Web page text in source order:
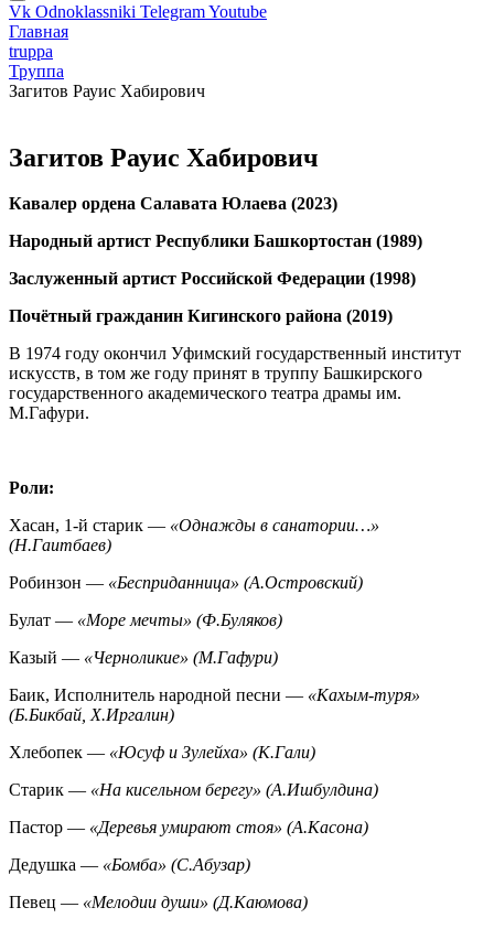
Vk Odnoklassniki TelegramYoutube
Главная
truppa
Труппа
Загитов Рауис Хабирович
Загитов Рауис Хабирович
Кавалер ордена Салавата Юлаева (2023)
Народный артист Республики Башкортостан (1989)
Заслуженный артист Российской Федерации (1998)
Почётный гражданин Кигинского района (2019)
В 1974 году окончил Уфимский государственный институт
искусств, в том же году принят в труппу Башкирского
государственного академического театра драмы им.
М.Гафури.
Роли:
Хасан, 1-й старик — «Однажды в санатории…»
(Н.Гаитбаев)
Робинзон — «Бесприданница» (А.Островский)
Булат — «Море мечты» (Ф.Буляков)
Казый — «Черноликие» (М.Гафури)
Баик, Исполнитель народной песни — «Кахым-туря»
(Б.Бикбай, Х.Иргалин)
Хлебопек — «Юсуф и Зулейха» (К.Гали)
Старик — «На кисельном берегу» (А.Ишбулдина)
Пастор — «Деревья умирают стоя» (А.Касона)
Дедушка — «Бомба» (С.Абузар)
Певец — «Мелодии души» (Д.Каюмова)